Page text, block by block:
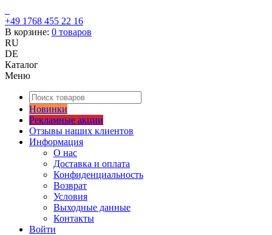
+49 1768 455 22 16
В корзине: 0 товаров
RU
DE
Каталог
Меню
Новинки
Рекламные акции
Отзывы наших клиентов
Информация
О нас
Доставка и оплата
Конфиденциальность
Возврат
Условия
Выходные данные
Контакты
Войти